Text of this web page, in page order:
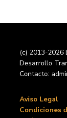
(c) 2013-2026
Desarrollo
Contacto:
Aviso Legal
Condiciones